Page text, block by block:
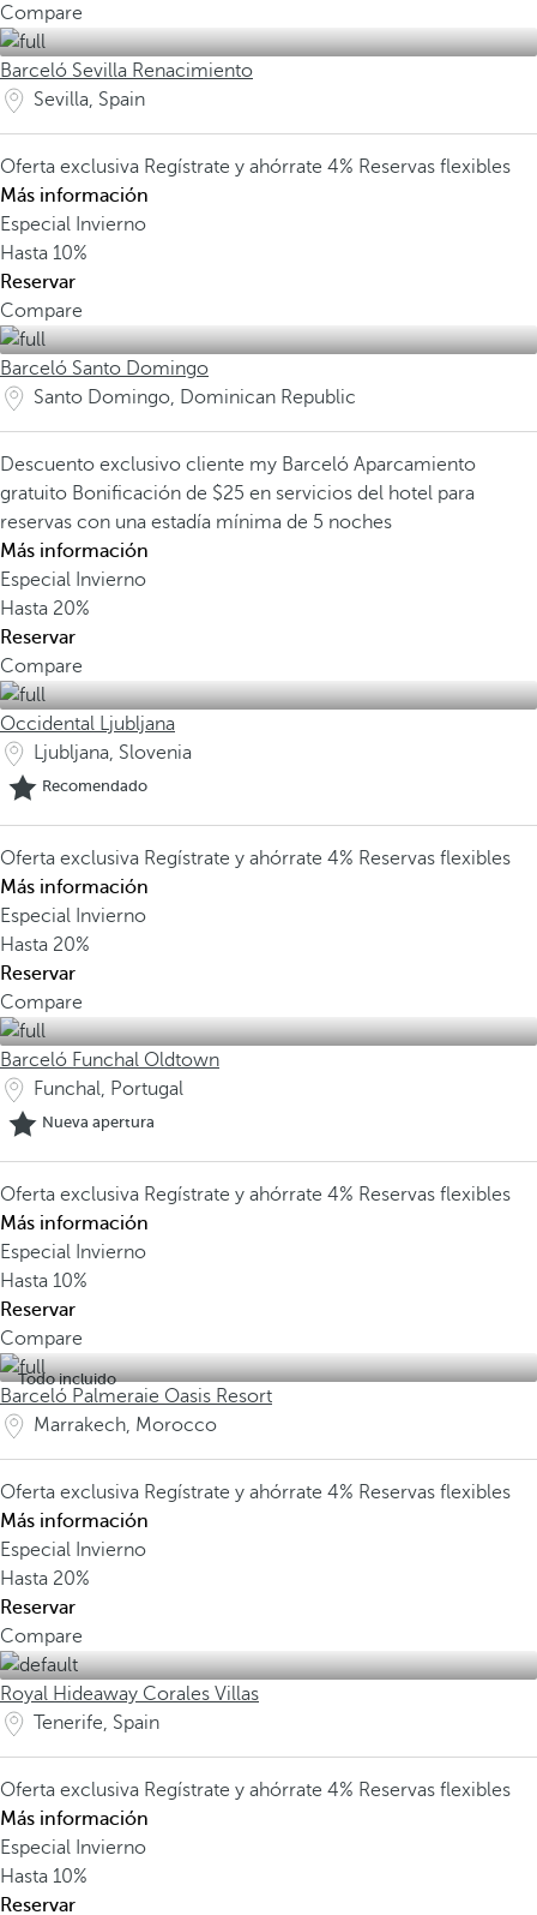
Compare
Barceló Sevilla Renacimiento
Sevilla, Spain
Oferta exclusiva Regístrate y ahórrate 4% Reservas flexibles
Más información
Especial Invierno
Hasta 10%
Reservar
Compare
Barceló Santo Domingo
Santo Domingo, Dominican Republic
Descuento exclusivo cliente my Barceló Aparcamiento
gratuito Bonificación de $25 en servicios del hotel para
reservas con una estadía mínima de 5 noches
Más información
Especial Invierno
Hasta 20%
Reservar
Compare
Occidental Ljubljana
Ljubljana, Slovenia
Recomendado
Oferta exclusiva Regístrate y ahórrate 4% Reservas flexibles
Más información
Especial Invierno
Hasta 20%
Reservar
Compare
Barceló Funchal Oldtown
Funchal, Portugal
Nueva apertura
Oferta exclusiva Regístrate y ahórrate 4% Reservas flexibles
Más información
Especial Invierno
Hasta 10%
Reservar
Compare
Todo incluido
Barceló Palmeraie Oasis Resort
Marrakech, Morocco
Oferta exclusiva Regístrate y ahórrate 4% Reservas flexibles
Más información
Especial Invierno
Hasta 20%
Reservar
Compare
Royal Hideaway Corales Villas
Tenerife, Spain
Oferta exclusiva Regístrate y ahórrate 4% Reservas flexibles
Más información
Especial Invierno
Hasta 10%
Reservar